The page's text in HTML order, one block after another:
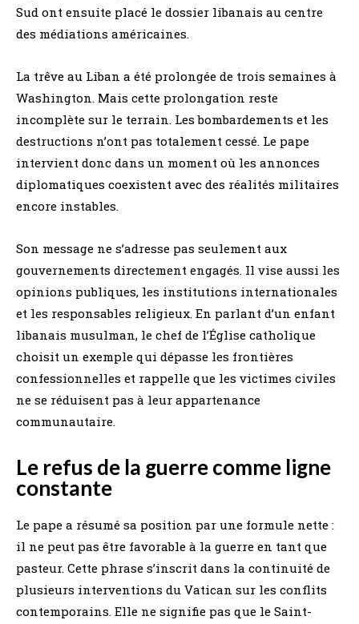
Sud ont ensuite placé le dossier libanais au centre
des médiations américaines.
La trêve au Liban a été prolongée de trois semaines à
Washington. Mais cette prolongation reste
incomplète sur le terrain. Les bombardements et les
destructions n’ont pas totalement cessé. Le pape
intervient donc dans un moment où les annonces
diplomatiques coexistent avec des réalités militaires
encore instables.
Son message ne s’adresse pas seulement aux
gouvernements directement engagés. Il vise aussi les
opinions publiques, les institutions internationales
et les responsables religieux. En parlant d’un enfant
libanais musulman, le chef de l’Église catholique
choisit un exemple qui dépasse les frontières
confessionnelles et rappelle que les victimes civiles
ne se réduisent pas à leur appartenance
communautaire.
Le refus de la guerre comme ligne
constante
Le pape a résumé sa position par une formule nette :
il ne peut pas être favorable à la guerre en tant que
pasteur. Cette phrase s’inscrit dans la continuité de
plusieurs interventions du Vatican sur les conflits
contemporains. Elle ne signifie pas que le Saint-